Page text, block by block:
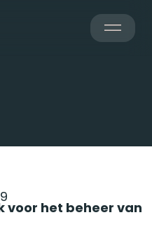
voor het beheer van